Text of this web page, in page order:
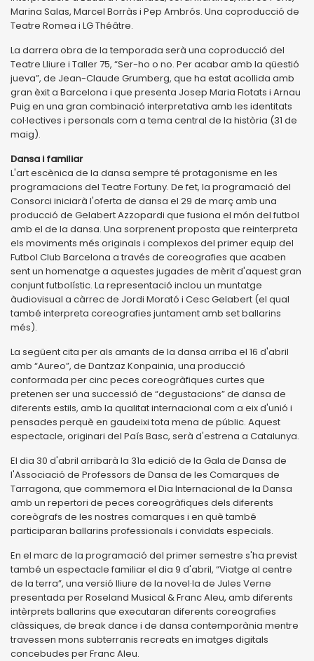
Marina Salas, Marcel Borràs i Pep Ambrós. Una coproducció de
Teatre Romea i LG Théâtre.
La darrera obra de la temporada serà una coproducció del
Teatre Lliure i Taller 75, “Ser-ho o no. Per acabar amb la qüestió
jueva”, de Jean-Claude Grumberg, que ha estat acollida amb
gran èxit a Barcelona i que presenta Josep Maria Flotats i Arnau
Puig en una gran combinació interpretativa amb les identitats
col·lectives i personals com a tema central de la història (31 de
maig).
Dansa i familiar
L'art escènica de la dansa sempre té protagonisme en les
programacions del Teatre Fortuny. De fet, la programació del
Consorci iniciarà l'oferta de dansa el 29 de març amb una
producció de Gelabert Azzopardi que fusiona el món del futbol
amb el de la dansa. Una sorprenent proposta que reinterpreta
els moviments més originals i complexos del primer equip del
Futbol Club Barcelona a través de coreografies que acaben
sent un homenatge a aquestes jugades de mèrit d'aquest gran
conjunt futbolístic. La representació inclou un muntatge
àudiovisual a càrrec de Jordi Morató i Cesc Gelabert (el qual
també interpreta coreografies juntament amb set ballarins
més).
La següent cita per als amants de la dansa arriba el 16 d'abril
amb “Aureo”, de Dantzaz Konpainia, una producció
conformada per cinc peces coreogràfiques curtes que
pretenen ser una successió de “degustacions” de dansa de
diferents estils, amb la qualitat internacional com a eix d'unió i
pensades perquè en gaudeixi tota mena de públic. Aquest
espectacle, originari del País Basc, serà d'estrena a Catalunya.
El dia 30 d'abril arribarà la 31a edició de la Gala de Dansa de
l'Associació de Professors de Dansa de les Comarques de
Tarragona, que commemora el Dia Internacional de la Dansa
amb un repertori de peces coreogràfiques dels diferents
coreògrafs de les nostres comarques i en què també
participaran ballarins professionals i convidats especials.
En el marc de la programació del primer semestre s'ha previst
també un espectacle familiar el dia 9 d'abril, “Viatge al centre
de la terra”, una versió lliure de la novel·la de Jules Verne
presentada per Roseland Musical & Franc Aleu, amb diferents
intèrprets ballarins que executaran diferents coreografies
clàssiques, de break dance i de dansa contemporània mentre
travessen mons subterranis recreats en imatges digitals
concebudes per Franc Aleu.